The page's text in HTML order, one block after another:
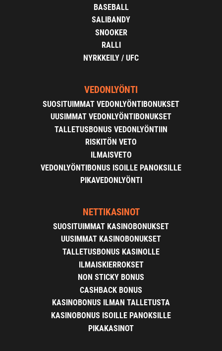
BASEBALL
SALIBANDY
SNOOKER
RALLI
NYRKKEILY / UFC
VEDONLYÖNTI
SUOSITUIMMAT VEDONLYÖNTIBONUKSET
UUSIMMAT VEDONLYÖNTIBONUKSET
TALLETUSBONUS VEDONLYÖNTIIN
RISKITÖN VETO
ILMAISVETO
VEDONLYÖNTIBONUS ISOILLE PANOKSILLE
PIKAVEDONLYÖNTI
NETTIKASINOT
SUOSITUIMMAT KASINOBONUKSET
UUSIMMAT KASINOBONUKSET
TALLETUSBONUS KASINOLLE
ILMAISKIERROKSET
NON STICKY BONUS
CASHBACK BONUS
KASINOBONUS ILMAN TALLETUSTA
KASINOBONUS ISOILLE PANOKSILLE
PIKAKASINOT